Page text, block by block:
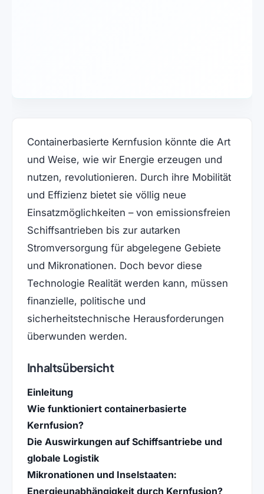
Containerbasierte Kernfusion könnte die Art
und Weise, wie wir Energie erzeugen und
nutzen, revolutionieren. Durch ihre Mobilität
und Effizienz bietet sie völlig neue
Einsatzmöglichkeiten – von emissionsfreien
Schiffsantrieben bis zur autarken
Stromversorgung für abgelegene Gebiete
und Mikronationen. Doch bevor diese
Technologie Realität werden kann, müssen
finanzielle, politische und
sicherheitstechnische Herausforderungen
überwunden werden.
Inhaltsübersicht
Einleitung
Wie funktioniert containerbasierte
Kernfusion?
Die Auswirkungen auf Schiffsantriebe und
globale Logistik
Mikronationen und Inselstaaten:
Energieunabhängigkeit durch Kernfusion?